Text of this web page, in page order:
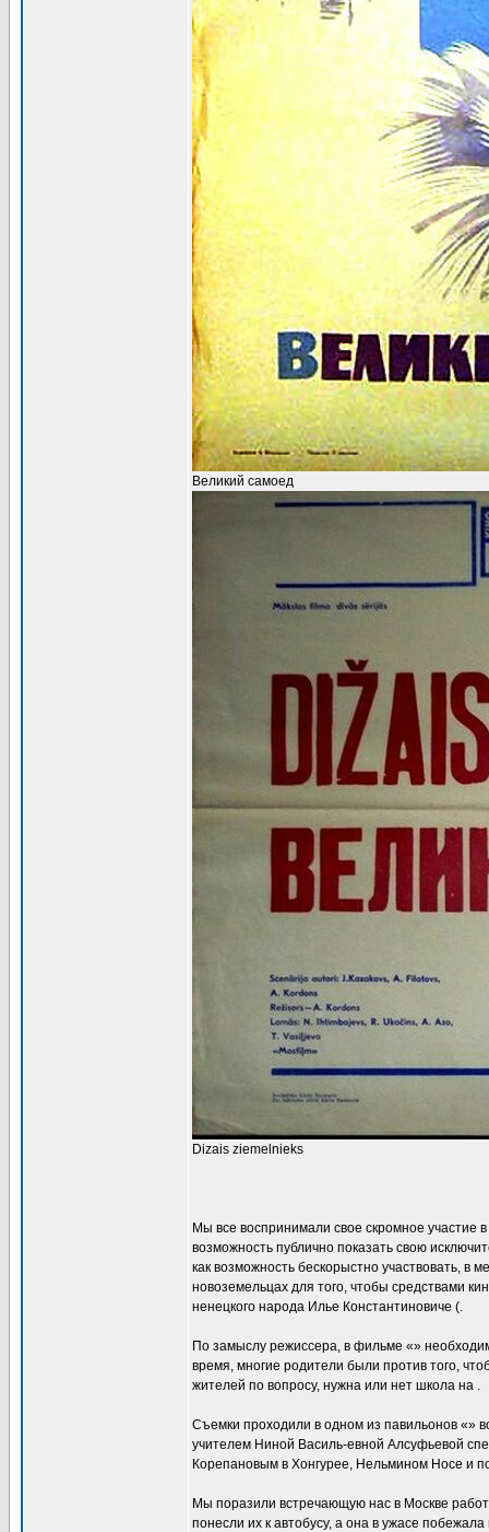
Великий самоед
Dizais ziemelnieks
Мы все воспринимали свое скромное участие
возможность публично показать свою
как возможность бескорыстно участвовать, в
новоземельцах для того, чтобы средствами
ненецкого народа Илье Константиновиче (.
По замыслу режиссера, в фильме «»
время, многие родители были против того,
жителей по вопросу, нужна или нет школа на .
Съемки проходили в одном из павильонов «»
учителем Ниной Василь-евной Алсуфьевой
Корепановым в Хонгурее, Нельмином Носе и
Мы поразили встречающую нас в Москве
понесли их к автобусу, а она в ужасе